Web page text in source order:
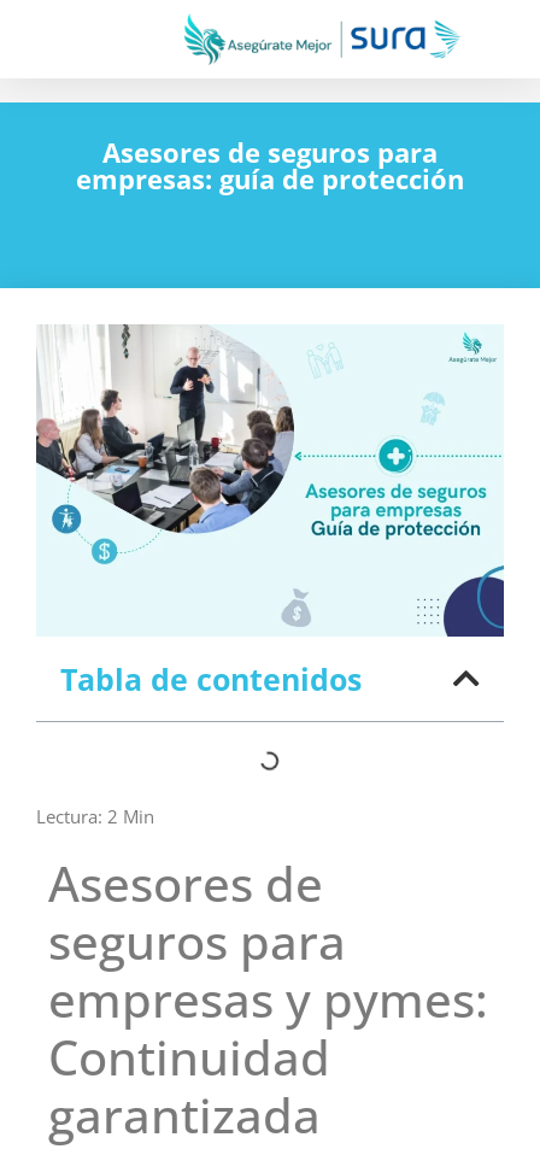
Asesores de seguros para
empresas: guía de protección
Tabla de contenidos
Lectura: 2 Min
Asesores de
seguros para
empresas y pymes:
Continuidad
garantizada